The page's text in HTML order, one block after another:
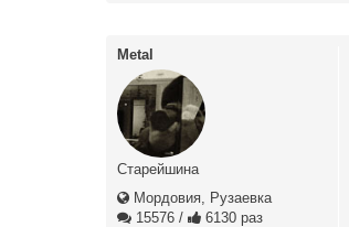
Metal
Старейшина
Мордовия, Рузаевка
15576 / 6130 раз